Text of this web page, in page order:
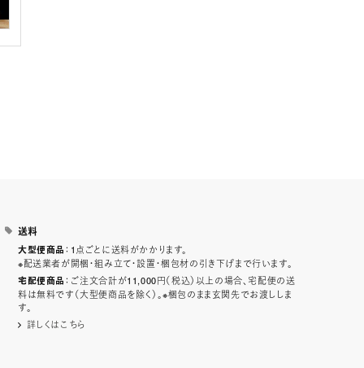
送料
大型便商品 ：1点ごとに送料がかかります。
※配送業者が開梱・組み立て・設置・梱包材の引き下げまで行います。
宅配便商品 ：ご注文合計が11,000円（税込）以上の場合、宅配便の送
料は無料です（大型便商品を除く）。※梱包のまま玄関先でお渡ししま
す。
詳しくはこちら